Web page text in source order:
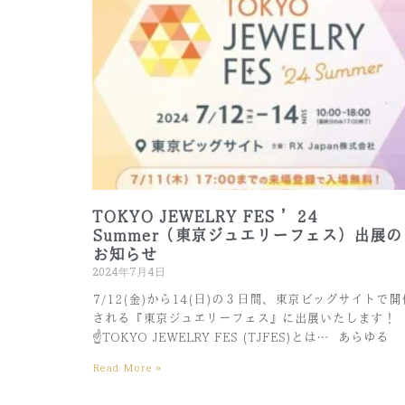
TOKYO JEWELRY FES ’24
Summer（東京ジュエリーフェス）出展の
お知らせ
2024年7月4日
7/12(金)から14(日)の３日間、東京ビッグサイトで開
される『東京ジュエリーフェス』に出展いたします！ ⁡ ⁡
☝️TOKYO JEWELRY FES (TJFES)とは… ⁡ あらゆる
Read More »